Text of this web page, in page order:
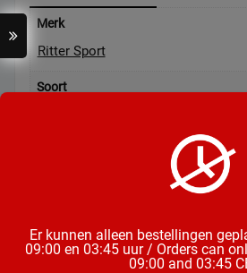
Merk
Ritter Sport
Soort
Er kunnen alleen bestellingen
09:00 en 03:45 uur / Orders can
09:00 and 03:45